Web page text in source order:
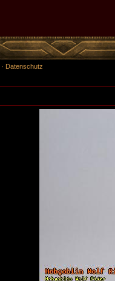
· Datenschutz